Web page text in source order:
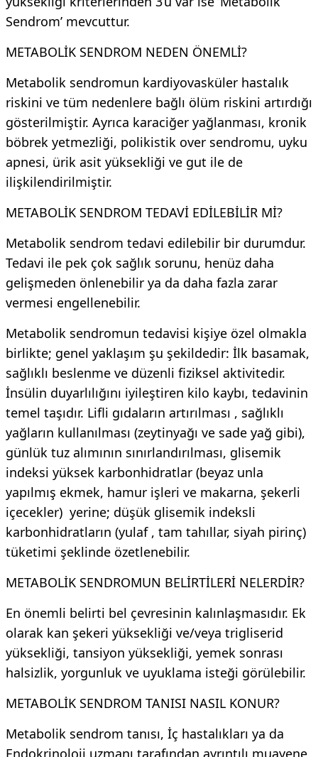
Sendrom’ mevcuttur.
METABOLİK SENDROM NEDEN ÖNEMLİ?
Metabolik sendromun kardiyovasküler hastalık
riskini ve tüm nedenlere bağlı ölüm riskini artırdığı
gösterilmiştir. Ayrıca karaciğer yağlanması, kronik
böbrek yetmezliği, polikistik over sendromu, uyku
apnesi, ürik asit yüksekliği ve gut ile de
ilişkilendirilmiştir.
METABOLİK SENDROM TEDAVİ EDİLEBİLİR Mİ?
Metabolik sendrom tedavi edilebilir bir durumdur.
Tedavi ile pek çok sağlık sorunu, henüz daha
gelişmeden önlenebilir ya da daha fazla zarar
vermesi engellenebilir.
Metabolik sendromun tedavisi kişiye özel olmakla
birlikte; genel yaklaşım şu şekildedir: İlk basamak,
sağlıklı beslenme ve düzenli fiziksel aktivitedir.
İnsülin duyarlılığını iyileştiren kilo kaybı, tedavinin
temel taşıdır. Lifli gıdaların artırılması , sağlıklı
yağların kullanılması (zeytinyağı ve sade yağ gibi),
günlük tuz alımının sınırlandırılması, glisemik
indeksi yüksek karbonhidratlar (beyaz unla
yapılmış ekmek, hamur işleri ve makarna, şekerli
içecekler) yerine; düşük glisemik indeksli
karbonhidratların (yulaf , tam tahıllar, siyah pirinç)
tüketimi şeklinde özetlenebilir.
METABOLİK SENDROMUN BELİRTİLERİ NELERDİR?
En önemli belirti bel çevresinin kalınlaşmasıdır. Ek
olarak kan şekeri yüksekliği ve/veya trigliserid
yüksekliği, tansiyon yüksekliği, yemek sonrası
halsizlik, yorgunluk ve uyuklama isteği görülebilir.
METABOLİK SENDROM TANISI NASIL KONUR?
Metabolik sendrom tanısı, İç hastalıkları ya da
Endokrinoloji uzmanı tarafından ayrıntılı muayene